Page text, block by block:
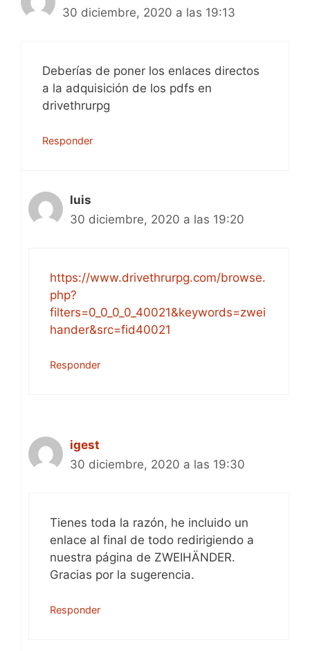
30 diciembre, 2020 a las 19:13
Deberías de poner los enlaces directos
a la adquisición de los pdfs en
drivethrurpg
Responder
luis
30 diciembre, 2020 a las 19:20
https://www.drivethrurpg.com/browse.
php?
filters=0_0_0_0_40021&keywords=zwei
hander&src=fid40021
Responder
igest
30 diciembre, 2020 a las 19:30
Tienes toda la razón, he incluido un
enlace al final de todo redirigiendo a
nuestra página de ZWEIHÄNDER.
Gracias por la sugerencia.
Responder